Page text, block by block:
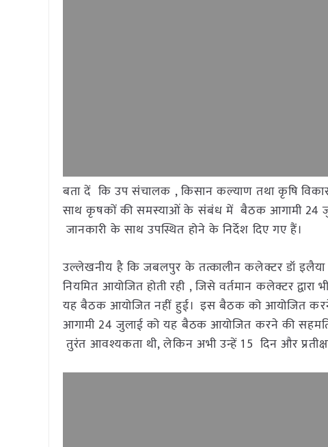
बता दें कि उप संचालक , किसान कल्याण तथा कृषि
साथ कृषकों की समस्याओं के संबंध में बैठक आगामी 24
जानकारी के साथ उपस्थित होने के निर्देश दिए गए हैं।
उल्लेखनीय है कि जबलपुर के तत्कालीन कलेक्टर डॉ इलैया
नियमित आयोजित होती रही , जिसे वर्तमान कलेक्टर
यह बैठक आयोजित नहीं हुई। इस बैठक को आयोजित करने
आगामी 24 जुलाई को यह बैठक आयोजित करने की सहमति
तुरंत आवश्यकता थी, लेकिन अभी उन्हें 15 दिन और